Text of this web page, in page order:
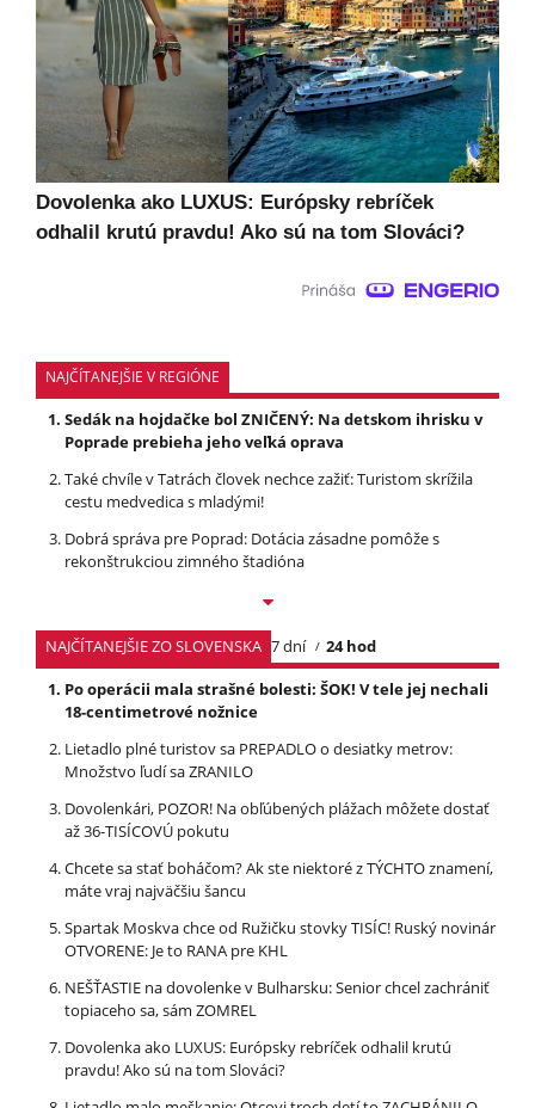
Dovolenka ako LUXUS: Európsky rebríček
odhalil krutú pravdu! Ako sú na tom Slováci?
NAJČÍTANEJŠIE V REGIÓNE
Sedák na hojdačke bol ZNIČENÝ: Na detskom ihrisku v
Poprade prebieha jeho veľká oprava
Také chvíle v Tatrách človek nechce zažiť: Turistom skrížila
cestu medvedica s mladými!
Dobrá správa pre Poprad: Dotácia zásadne pomôže s
rekonštrukciou zimného štadióna
NAJČÍTANEJŠIE ZO SLOVENSKA 7 dní
24 hod
Po operácii mala strašné bolesti: ŠOK! V tele jej nechali
18-centimetrové nožnice
Lietadlo plné turistov sa PREPADLO o desiatky metrov:
Množstvo ľudí sa ZRANILO
Dovolenkári, POZOR! Na obľúbených plážach môžete dostať
až 36-TISÍCOVÚ pokutu
Chcete sa stať boháčom? Ak ste niektoré z TÝCHTO znamení,
máte vraj najväčšiu šancu
Spartak Moskva chce od Ružičku stovky TISÍC! Ruský novinár
OTVORENE: Je to RANA pre KHL
NEŠŤASTIE na dovolenke v Bulharsku: Senior chcel zachrániť
topiaceho sa, sám ZOMREL
Dovolenka ako LUXUS: Európsky rebríček odhalil krutú
pravdu! Ako sú na tom Slováci?